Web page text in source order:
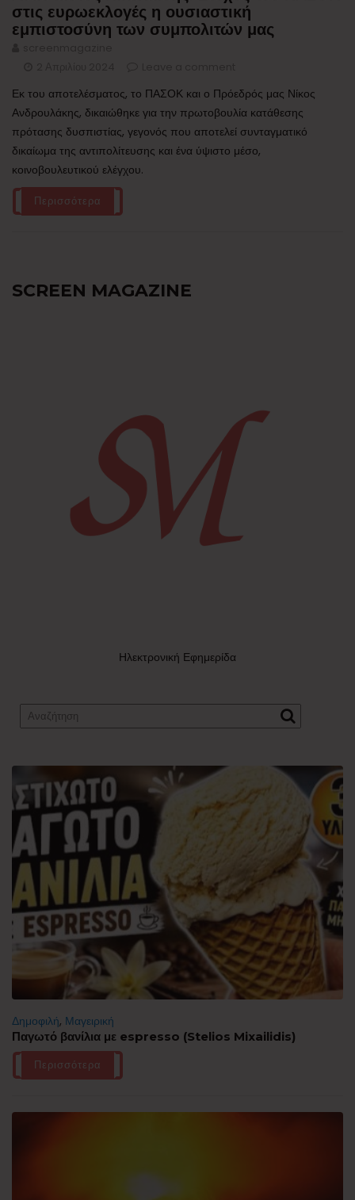
στις ευρωεκλογές η ουσιαστική
εμπιστοσύνη των συμπολιτών μας
Εκ του αποτελέσματος, το ΠΑΣΟΚ και ο Πρόεδρός μας Νίκος
Ανδρουλάκης, δικαιώθηκε για την πρωτοβουλία κατάθεσης
πρότασης δυσπιστίας, γεγονός που αποτελεί συνταγματικό
δικαίωμα της αντιπολίτευσης και ένα ύψιστο μέσο,
κοινοβουλευτικού ελέγχου.
Περισσότερα
SCREEN MAGAZINE
Ηλεκτρονική Εφημερίδα
Δημοφιλή, Μαγειρική
Παγωτό βανίλια με espresso (Stelios Mixailidis)
Περισσότερα